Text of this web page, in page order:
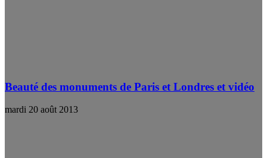
Beauté des monuments de Paris et Londres et vidéo
mardi 20 août 2013